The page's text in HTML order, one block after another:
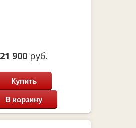
21 900 руб.
Купить
В корзину